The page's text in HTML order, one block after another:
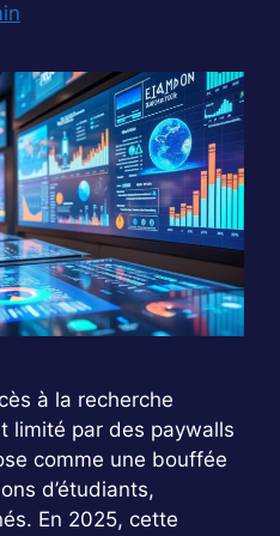
à la recherche
limité par des paywalls
comme une bouffée
d’étudiants,
En 2025, cette